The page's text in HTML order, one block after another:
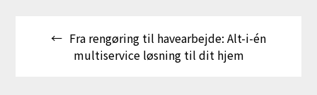
Fra rengøring til havearbejde: Alt-i-én
multiservice løsning til dit hjem